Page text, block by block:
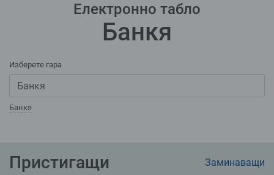
Електронно табло
Банкя
Изберете гара
Банкя
Пристигащи Заминаващи